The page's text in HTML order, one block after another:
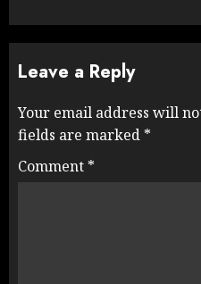
Leave a Reply
Your email address will
fields are marked *
Comment *